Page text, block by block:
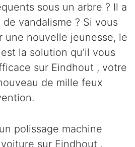
sous un arbre ? Il a
de vandalisme ? Si vous
une nouvelle jeunesse, le
la solution qu’il vous
sur Eindhout , votre
de mille feux
polissage machine
sur Eindhout .